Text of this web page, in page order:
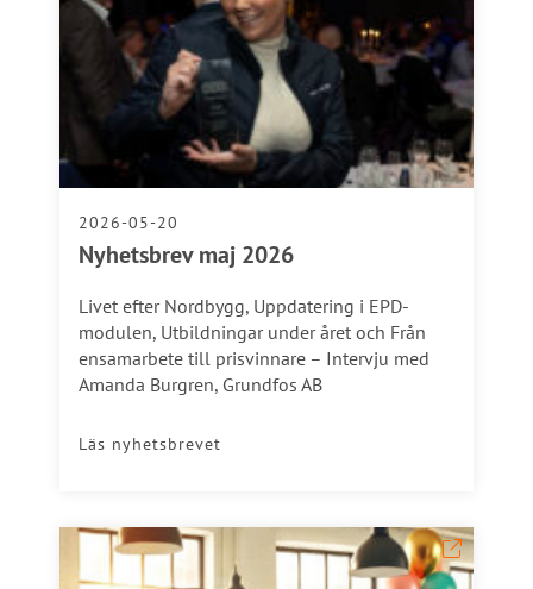
2026-05-20
Nyhetsbrev maj 2026
Livet efter Nordbygg, Uppdatering i EPD-
modulen, Utbildningar under året och Från
ensamarbete till prisvinnare – Intervju med
Amanda Burgren, Grundfos AB
Läs nyhetsbrevet